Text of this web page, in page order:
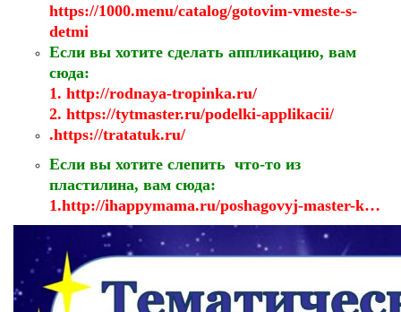
https://1000.menu/catalog/gotovim-vmeste-s-
detmi
Если вы хотите сделать аппликацию, вам
сюда:
1. http://rodnaya-tropinka.ru/
2. https://tytmaster.ru/podelki-applikacii/
.https://tratatuk.ru/
Если вы хотите слепить что-то из
пластилина, вам сюда:
1.http://ihappymama.ru/poshagovyj-master-k…